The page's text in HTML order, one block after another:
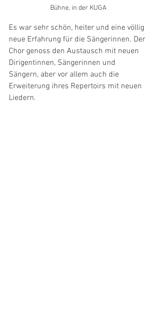
Bühne, in der KUGA
Es war sehr schön, heiter und eine völlig
neue Erfahrung für die Sängerinnen. Der
Chor genoss den Austausch mit neuen
Dirigentinnen, Sängerinnen und
Sängern, aber vor allem auch die
Erweiterung ihres Repertoirs mit neuen
Liedern.